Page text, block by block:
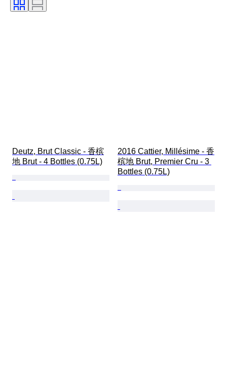
葡萄酒名称/分类
Deutz, Brut Classic - 香槟
地 Brut - 4 Bottles (0.75L)
2016 Cattier, Millésime - 香
槟地 Brut, Premier Cru - 3
Bottles (0.75L)